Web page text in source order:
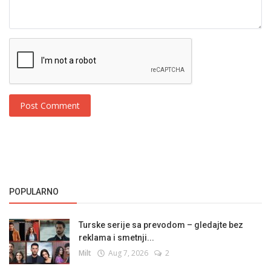
Post Comment
POPULARNO
Turske serije sa prevodom – gledajte bez
reklama i smetnji...
Milt Aug 7, 2026 2